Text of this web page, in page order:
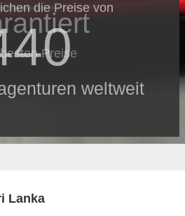
die Preise von
weltweit
Preise
Lanka